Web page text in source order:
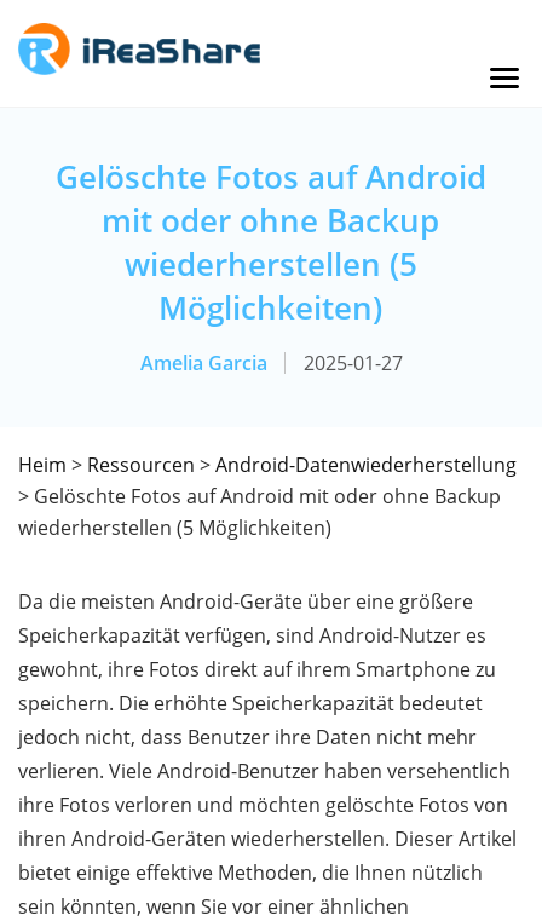
Gelöschte Fotos auf Android
mit oder ohne Backup
wiederherstellen (5
Möglichkeiten)
Amelia Garcia 2025-01-27
Heim > Ressourcen >Android-Datenwiederherstellung
> Gelöschte Fotos auf Android mit oder ohne Backup
wiederherstellen (5 Möglichkeiten)
Da die meisten Android-Geräte über eine größere
Speicherkapazität verfügen, sind Android-Nutzer es
gewohnt, ihre Fotos direkt auf ihrem Smartphone zu
speichern. Die erhöhte Speicherkapazität bedeutet
jedoch nicht, dass Benutzer ihre Daten nicht mehr
verlieren. Viele Android-Benutzer haben versehentlich
ihre Fotos verloren und möchten gelöschte Fotos von
ihren Android-Geräten wiederherstellen. Dieser Artikel
bietet einige effektive Methoden, die Ihnen nützlich
sein könnten, wenn Sie vor einer ähnlichen